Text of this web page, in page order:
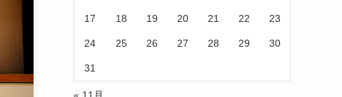
17 18 19 20 21 22 23
24 25 26 27 28 29 30
31
« 11月